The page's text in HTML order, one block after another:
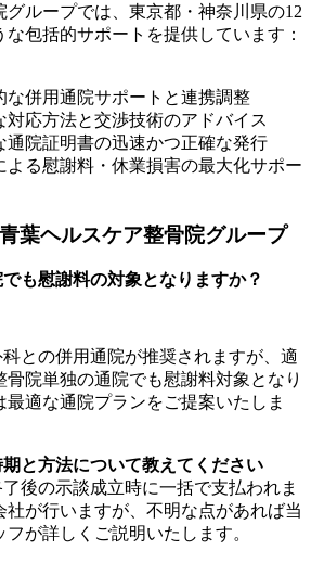
ループでは、東京都・神奈川県の12
包括的サポートを提供しています：
な併用通院サポートと連携調整
対応方法と交渉技術のアドバイス
通院証明書の迅速かつ正確な発行
よる慰謝料・休業損害の最大化サポー
葉ヘルスケア整骨院グループ
も慰謝料の対象となりますか？
との併用通院が推奨されますが、適
院単独の通院でも慰謝料対象となり
最適な通院プランをご提案いたしま
と方法について教えてください
後の示談成立時に一括で支払われま
が行いますが、不明な点があれば当
が詳しくご説明いたします。